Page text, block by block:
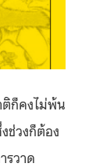
ติก็คงไม่พ้น
ช่วงก็ต้อง
รวาด